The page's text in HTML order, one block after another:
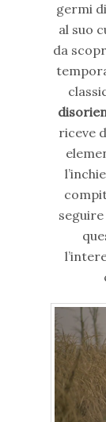
germi
al suo
da
riceve